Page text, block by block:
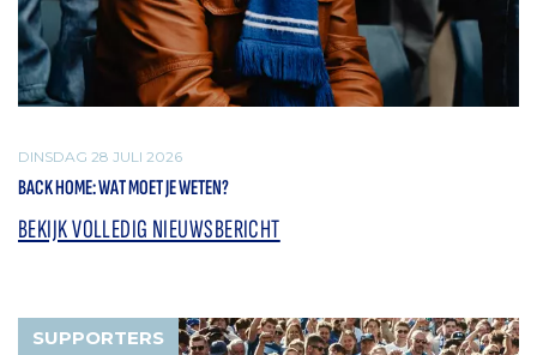
DINSDAG 28 JULI 2026
BACK HOME: WAT MOET JE WETEN?
BEKIJK VOLLEDIG NIEUWSBERICHT
SUPPORTERS